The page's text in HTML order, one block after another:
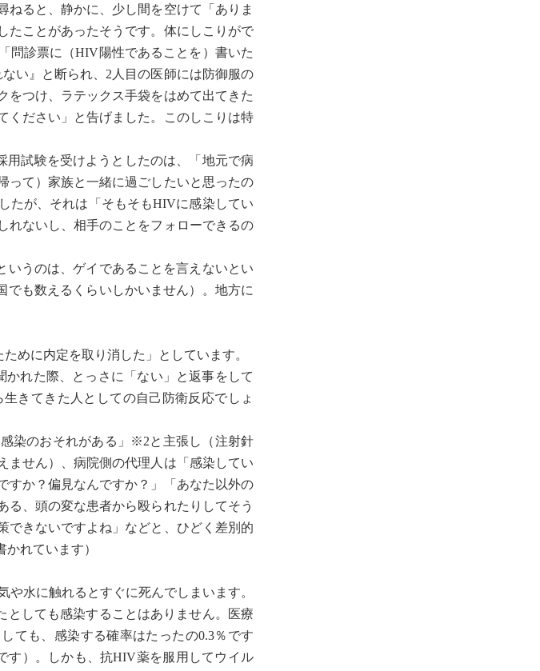
ると、静かに、少し間を空けて「ありま
たことがあったそうです。体にしこりがで
問診票に（HIV陽性であることを）書いた
い』と断られ、2人目の医師には防御服の
をつけ、ラテックス手袋をはめて出てきた
ください」と告げました。このしこりは特
試験を受けようとしたのは、「地元で病
って）家族と一緒に過ごしたいと思ったの
たが、それは「そもそもHIVに感染してい
れないし、相手のことをフォローできるの
うのは、ゲイであることを言えないとい
も数えるくらいしかいません）。地方に
めに内定を取り消した」としています。
れた際、とっさに「ない」と返事をして
きてきた人としての自己防衛反応でしょ
染のおそれがある」※2と主張し（注射針
ません）、病院側の代理人は「感染してい
すか？偏見なんですか？」「あなた以外の
、頭の変な患者から殴られたりしてそう
できないですよね」などと、ひどく差別的
かれています）
水に触れるとすぐに死んでしまいます。
としても感染することはありません。医療
ても、感染する確率はたったの0.3％です
す）。しかも、抗HIV薬を服用してウイル